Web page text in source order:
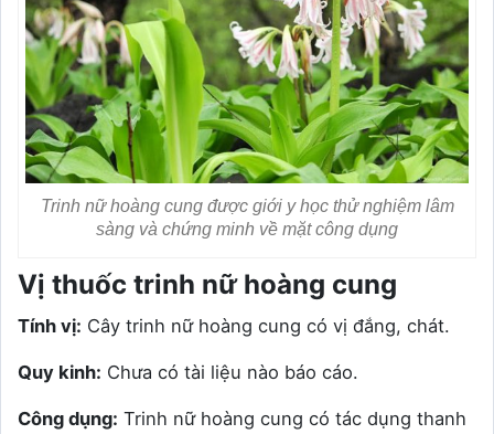
Trinh nữ hoàng cung được giới y học thử nghiệm lâm
sàng và chứng minh về mặt công dụng
Vị thuốc trinh nữ hoàng cung
Tính vị: Cây trinh nữ hoàng cung có vị đắng, chát.
Quy kinh: Chưa có tài liệu nào báo cáo.
Công dụng: Trinh nữ hoàng cung có tác dụng thanh